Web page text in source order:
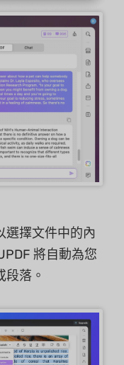
選擇文件中的內
將自動為您
落。